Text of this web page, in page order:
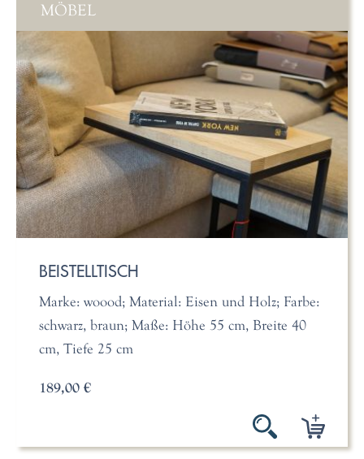
MÖBEL
BEISTELLTISCH
Marke: woood; Material: Eisen und Holz; Farbe:
schwarz, braun; Maße: Höhe 55 cm, Breite 40
cm, Tiefe 25 cm
189,00 €